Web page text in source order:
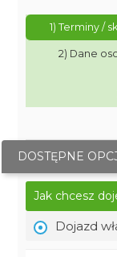
1) Terminy /
2) Dane
DOSTĘPNE
Jak chcesz
Dojazd